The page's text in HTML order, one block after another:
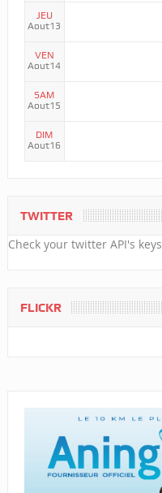
JEU
Aout13
VEN
Aout14
SAM
Aout15
DIM
Aout16
TWITTER
Check your twitter API's keys
FLICKR